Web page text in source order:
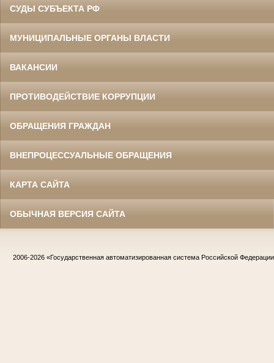
СУДЫ СУБЪЕКТА РФ
МУНИЦИПАЛЬНЫЕ ОРГАНЫ ВЛАСТИ
ВАКАНСИИ
ПРОТИВОДЕЙСТВИЕ КОРРУПЦИИ
ОБРАЩЕНИЯ ГРАЖДАН
ВНЕПРОЦЕССУАЛЬНЫЕ ОБРАЩЕНИЯ
КАРТА САЙТА
ОБЫЧНАЯ ВЕРСИЯ САЙТА
2006-2026 «Государственная автоматизированная система Российской